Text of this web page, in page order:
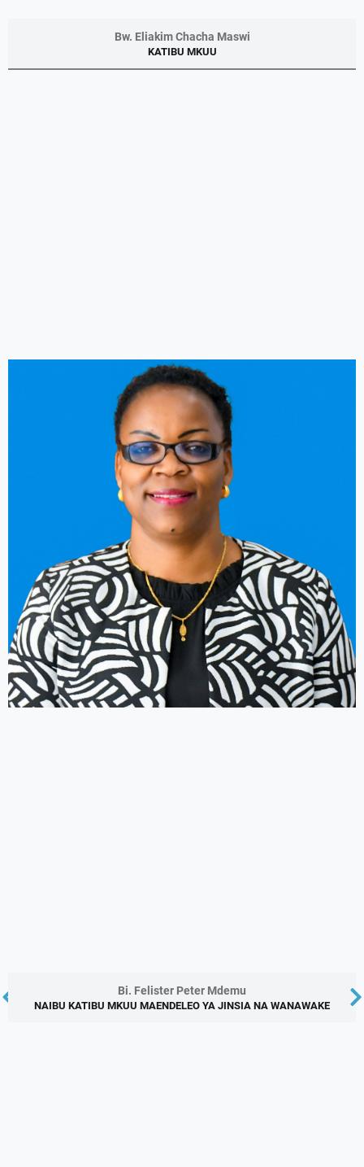
Bw. Eliakim Chacha Maswi
KATIBU MKUU